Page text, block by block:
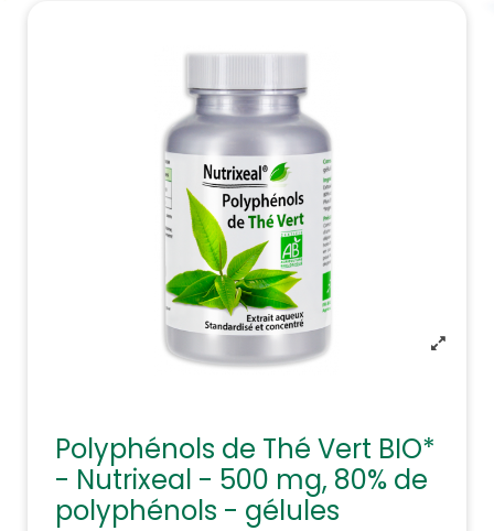
Polyphénols de Thé Vert BIO*
- Nutrixeal - 500 mg, 80% de
polyphénols - gélules